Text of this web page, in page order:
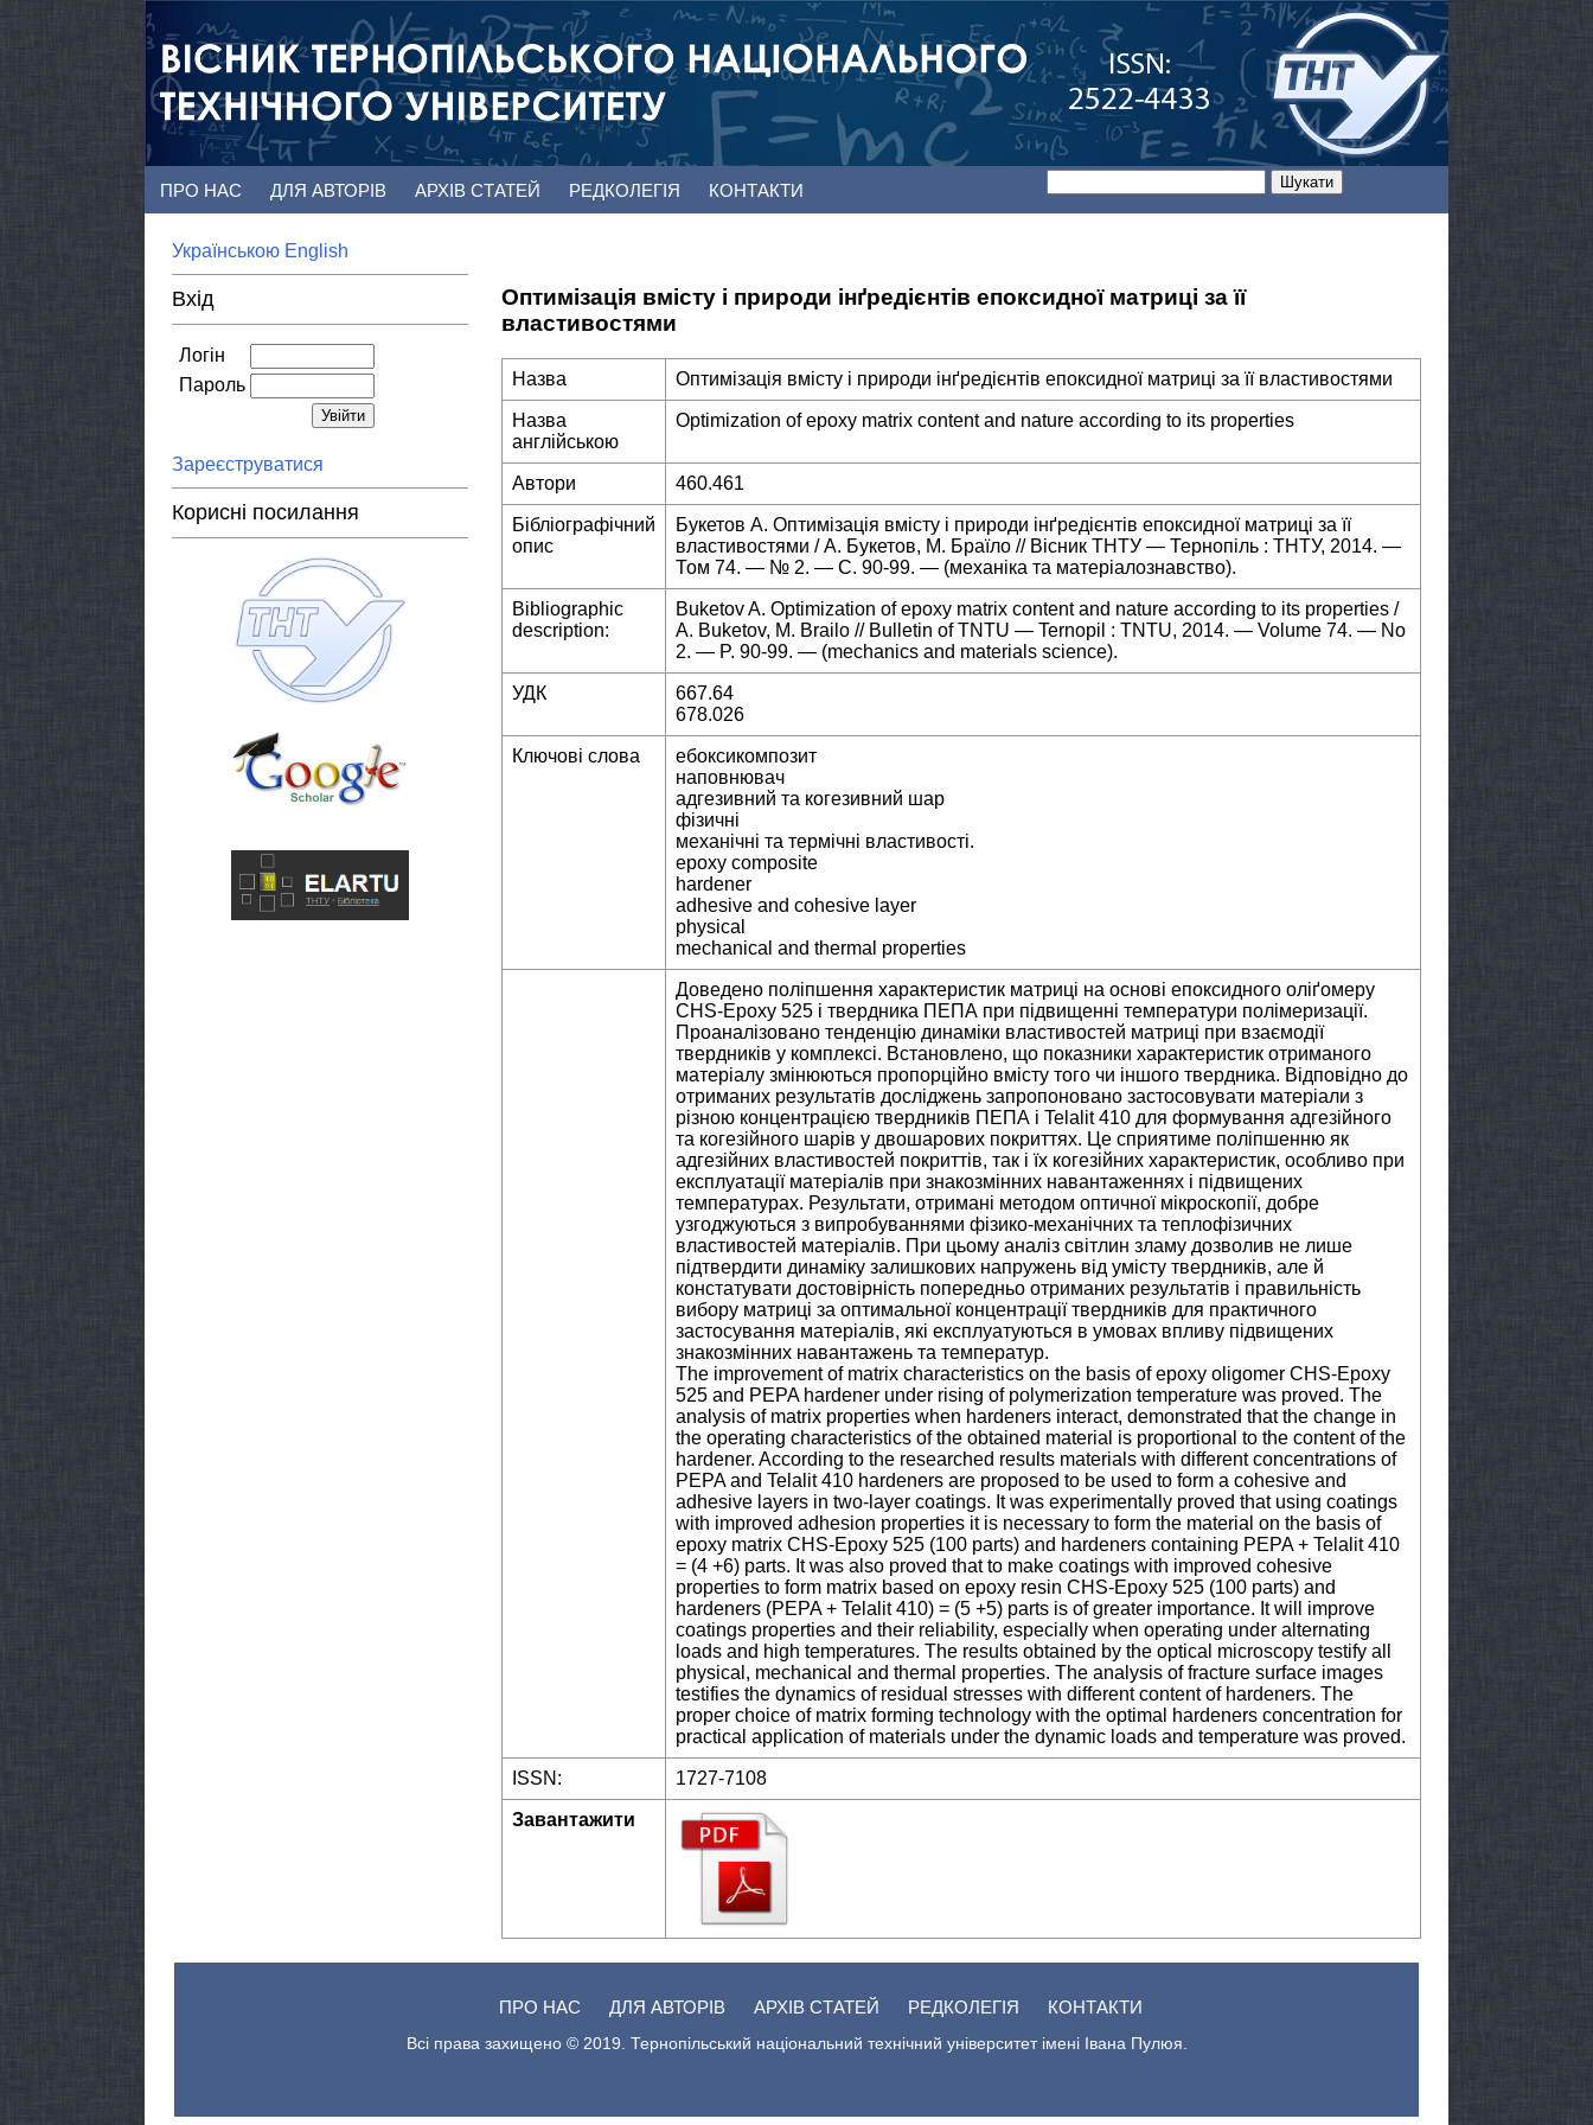
ПРО НАС ДЛЯ АВТОРІВ АРХІВ СТАТЕЙ РЕДКОЛЕГІЯ КОНТАКТИ
Українською English
Вхід
Логін
Пароль
Зареєструватися
Корисні посилання
Оптимізація вмісту і природи інґредієнтів епоксидної матриці за її
властивостями
Назва Оптимізація вмісту і природи інґредієнтів епоксидної матриці за її властивостями
Назва
англійською
Optimization of epoxy matrix content and nature according to its properties
Автори 460.461
Бібліографічний
опис
Букетов А. Оптимізація вмісту і природи інґредієнтів епоксидної матриці за її
властивостями / А. Букетов, М. Браїло // Вісник ТНТУ — Тернопіль : ТНТУ, 2014. —
Том 74. — № 2. — С. 90-99. — (механіка та матеріалознавство).
Bibliographic
description:
Buketov A. Optimization of epoxy matrix content and nature according to its properties /
A. Buketov, M. Brailo // Bulletin of TNTU — Ternopil : TNTU, 2014. — Volume 74. — No
2. — P. 90-99. — (mechanics and materials science).
УДК
667.64
678.026
Ключові слова
ебоксикомпозит
наповнювач
адгезивний та когезивний шар
фізичні
механічні та термічні властивості.
epoxy composite
hardener
adhesive and cohesive layer
physical
mechanical and thermal properties
Доведено поліпшення характеристик матриці на основі епоксидного оліґомеру
CHS-Epoxy 525 і твердника ПЕПА при підвищенні температури полімеризації.
Проаналізовано тенденцію динаміки властивостей матриці при взаємодії
твердників у комплексі. Встановлено, що показники характеристик отриманого
матеріалу змінюються пропорційно вмісту того чи іншого твердника. Відповідно до
отриманих результатів досліджень запропоновано застосовувати матеріали з
різною концентрацією твердників ПЕПА і Telalit 410 для формування адгезійного
та когезійного шарів у двошарових покриттях. Це сприятиме поліпшенню як
адгезійних властивостей покриттів, так і їх когезійних характеристик, особливо при
експлуатації матеріалів при знакозмінних навантаженнях і підвищених
температурах. Результати, отримані методом оптичної мікроскопії, добре
узгоджуються з випробуваннями фізико-механічних та теплофізичних
властивостей матеріалів. При цьому аналіз світлин зламу дозволив не лише
підтвердити динаміку залишкових напружень від умісту твердників, але й
констатувати достовірність попередньо отриманих результатів і правильність
вибору матриці за оптимальної концентрації твердників для практичного
застосування матеріалів, які експлуатуються в умовах впливу підвищених
знакозмінних навантажень та температур.
The improvement of matrix characteristics on the basis of epoxy oligomer CHS-Epoxy
525 and PEPA hardener under rising of polymerization temperature was proved. The
analysis of matrix properties when hardeners interact, demonstrated that the change in
the operating characteristics of the obtained material is proportional to the content of the
hardener. According to the researched results materials with different concentrations of
PEPA and Telalit 410 hardeners are proposed to be used to form a cohesive and
adhesive layers in two-layer coatings. It was experimentally proved that using coatings
with improved adhesion properties it is necessary to form the material on the basis of
epoxy matrix CHS-Epoxy 525 (100 parts) and hardeners containing PEPA + Telalit 410
= (4 +6) parts. It was also proved that to make coatings with improved cohesive
properties to form matrix based on epoxy resin CHS-Epoxy 525 (100 parts) and
hardeners (PEPA + Telalit 410) = (5 +5) parts is of greater importance. It will improve
coatings properties and their reliability, especially when operating under alternating
loads and high temperatures. The results obtained by the optical microscopy testify all
physical, mechanical and thermal properties. The analysis of fracture surface images
testifies the dynamics of residual stresses with different content of hardeners. The
proper choice of matrix forming technology with the optimal hardeners concentration for
practical application of materials under the dynamic loads and temperature was proved.
ISSN: 1727-7108
Завантажити
ПРО НАС ДЛЯ АВТОРІВ АРХІВ СТАТЕЙ РЕДКОЛЕГІЯ КОНТАКТИ
Всі права захищено © 2019. Тернопільський національний технічний університет імені Івана Пулюя.